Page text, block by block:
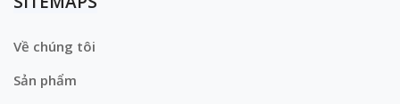
Về chúng tôi
Sản phẩm